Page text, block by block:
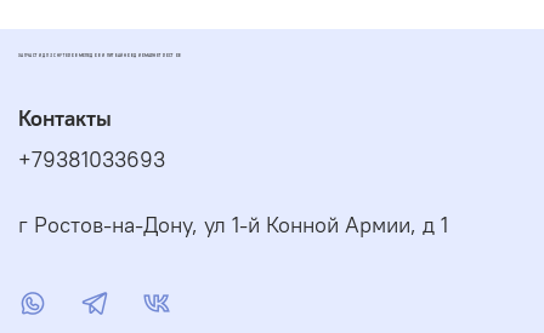
ЗАПЧАСТИ ДЛЯ СКУТЕРОВ МОПЕДОВ И ПИТБАЙКОВ ДИОМАРКЕТ РОСТОВ
Контакты
+79381033693
г Ростов-на-Дону, ул 1-й Конной Армии, д 1